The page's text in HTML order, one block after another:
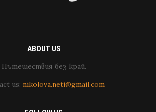
ABOUT US
Пътешествия без край.
us: nikolova.neti@gmail.com